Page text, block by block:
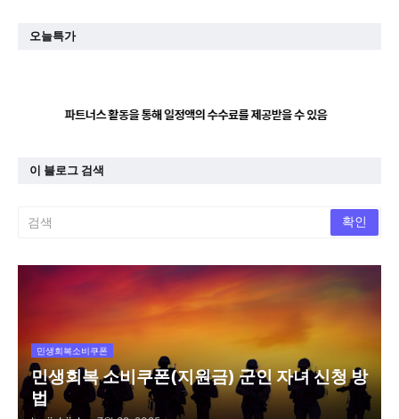
오늘특가
이 블로그 검색
민생회복소비쿠폰
민생회복 소비쿠폰(지원금) 군인 자녀 신청 방
법